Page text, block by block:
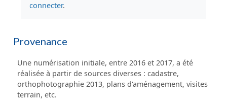
connecter.
Provenance
Une numérisation initiale, entre 2016 et 2017, a été
réalisée à partir de sources diverses : cadastre,
orthophotographie 2013, plans d'aménagement, visites
terrain, etc.